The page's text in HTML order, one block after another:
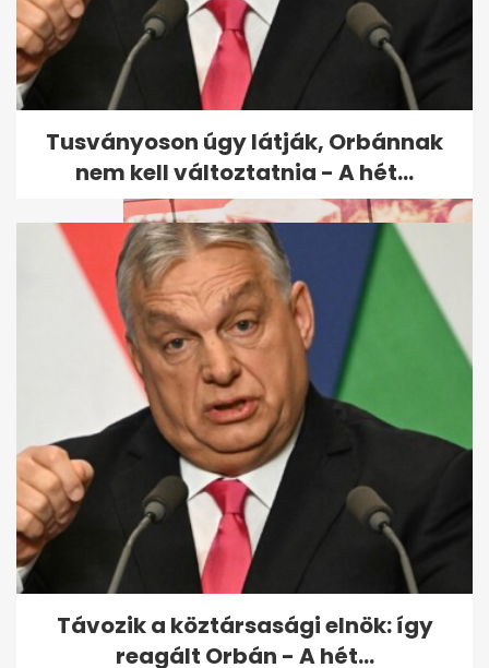
Hiánycikk lett itthon
egy altatáshoz
nélkülözhetetlen injekció
Ismét előkerült egy fotó a
halott Kádár János...
Tusványoson úgy látják, Orbánnak
nem kell változtatnia - A hét...
Távozik a köztársasági elnök: így
reagált Orbán - A hét...